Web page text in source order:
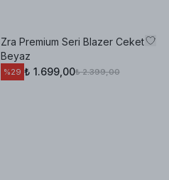
Zra Premium Seri Blazer Ceket
Beyaz
%29 ₺ 1.699,00₺ 2.399,00